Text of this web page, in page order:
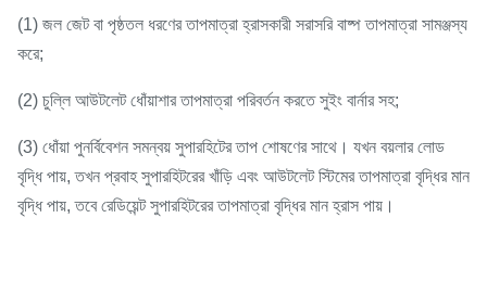
(1) জল জেট বা পৃষ্ঠতল ধরণের তাপমাত্রা হ্রাসকারী সরাসরি বাষ্প তাপমাত্রা সামঞ্জস্য
করে;
(2) চুল্লি আউটলেট ধোঁয়াশার তাপমাত্রা পরিবর্তন করতে সুইং বার্নার সহ;
(3) ধোঁয়া পুনর্বিবেশন সমন্বয় সুপারহিটের তাপ শোষণের সাথে। যখন বয়লার লোড
বৃদ্ধি পায়, তখন প্রবাহ সুপারহিটরের খাঁড়ি এবং আউটলেট স্টিমের তাপমাত্রা বৃদ্ধির মান
বৃদ্ধি পায়, তবে রেডিয়েন্ট সুপারহিটরের তাপমাত্রা বৃদ্ধির মান হ্রাস পায়।